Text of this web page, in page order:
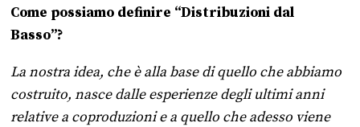
Come possiamo definire “Distribuzioni dal
Basso”?
La nostra idea, che è alla base di quello che abbiamo
costruito, nasce dalle esperienze degli ultimi anni
relative a coproduzioni e a quello che adesso viene